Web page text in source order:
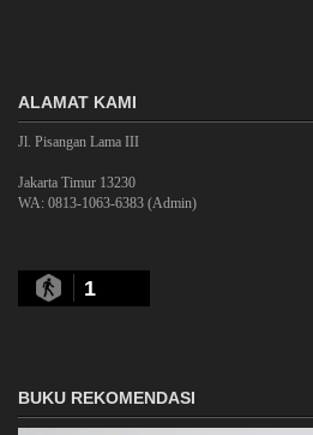
ALAMAT KAMI
Jl. Pisangan Lama III
Jakarta Timur 13230
WA: 0813-1063-6383 (Admin)
1
BUKU REKOMENDASI